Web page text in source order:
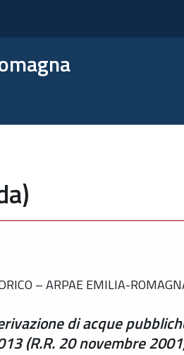
– ARPAE EMILIA-
di acque
(R.R. 20 novembre